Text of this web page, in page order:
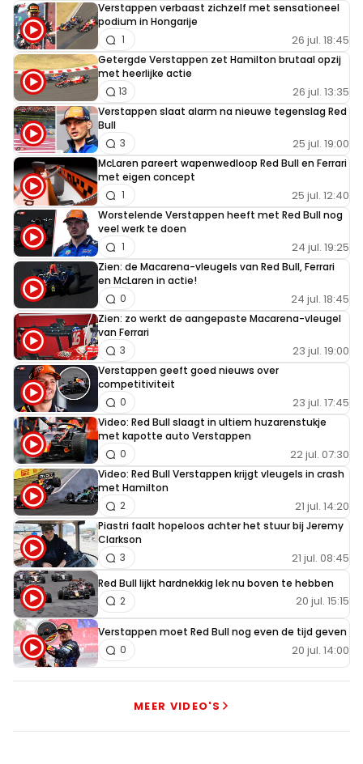
Verstappen verbaast zichzelf met sensationeel
podium in Hongarije
26 jul. 18:45
1
Getergde Verstappen zet Hamilton brutaal opzij
met heerlijke actie
26 jul. 13:35
13
Verstappen slaat alarm na nieuwe tegenslag Red
Bull
25 jul. 19:00
3
McLaren pareert wapenwedloop Red Bull en Ferrari
met eigen concept
25 jul. 12:40
1
Worstelende Verstappen heeft met Red Bull nog
veel werk te doen
24 jul. 19:25
1
Zien: de Macarena-vleugels van Red Bull, Ferrari
en McLaren in actie!
24 jul. 18:45
0
Zien: zo werkt de aangepaste Macarena-vleugel
van Ferrari
23 jul. 19:00
3
Verstappen geeft goed nieuws over
competitiviteit
23 jul. 17:45
0
Video: Red Bull slaagt in ultiem huzarenstukje
met kapotte auto Verstappen
22 jul. 07:30
0
Video: Red Bull Verstappen krijgt vleugels in crash
met Hamilton
21 jul. 14:20
2
Piastri faalt hopeloos achter het stuur bij Jeremy
Clarkson
21 jul. 08:45
3
Red Bull lijkt hardnekkig lek nu boven te hebben
20 jul. 15:15
2
Verstappen moet Red Bull nog even de tijd geven
20 jul. 14:00
0
MEER VIDEO'S